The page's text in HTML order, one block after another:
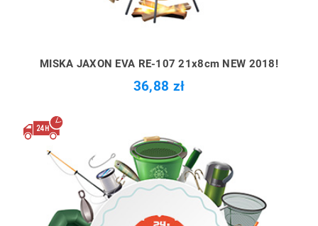
MISKA JAXON EVA RE-107 21x8cm NEW 2018!
36,88 zł